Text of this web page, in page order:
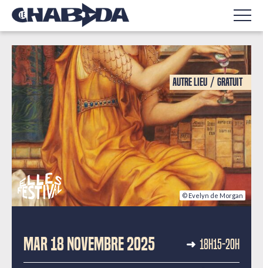
© Evelyn de Morgan
Autre lieu Gratuit
MAR 18 NOVEMBRE 2025 18H15-20H